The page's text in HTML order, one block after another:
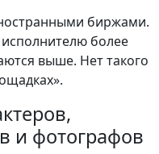
биржами.
более
выше. Нет такого
и фотографов